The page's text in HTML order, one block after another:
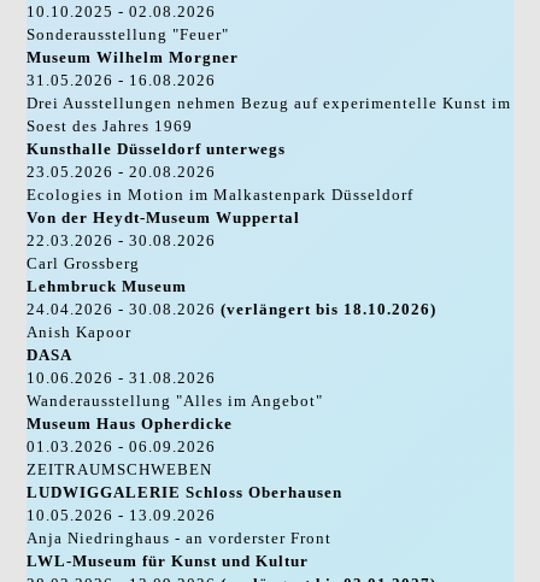
10.10.2025 - 02.08.2026
Sonderausstellung "Feuer"
Museum Wilhelm Morgner
31.05.2026 - 16.08.2026
Drei Ausstellungen nehmen Bezug auf experimentelle Kunst im
Soest des Jahres 1969
Kunsthalle Düsseldorf unterwegs
23.05.2026 - 20.08.2026
Ecologies in Motion im Malkastenpark Düsseldorf
Von der Heydt-Museum Wuppertal
22.03.2026 - 30.08.2026
Carl Grossberg
Lehmbruck Museum
24.04.2026 - 30.08.2026(verlängert bis 18.10.2026)
Anish Kapoor
DASA
10.06.2026 - 31.08.2026
Wanderausstellung "Alles im Angebot"
Museum Haus Opherdicke
01.03.2026 - 06.09.2026
ZEITRAUMSCHWEBEN
LUDWIGGALERIE Schloss Oberhausen
10.05.2026 - 13.09.2026
Anja Niedringhaus - an vorderster Front
LWL-Museum für Kunst und Kultur